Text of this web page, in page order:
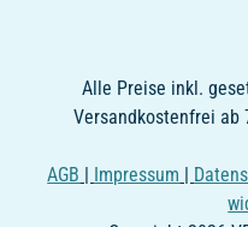
Alle Preise inkl.
Versandkostenfrei ab
AGB | Impressum |